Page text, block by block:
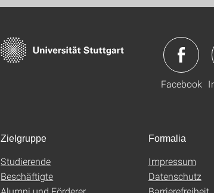
Facebook
Zielgruppe
Studierende
Beschäftigte
Formalia
Impressum
Datenschutz